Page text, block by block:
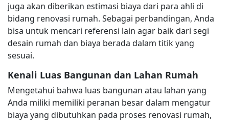
juga akan diberikan estimasi biaya dari para ahli di
bidang renovasi rumah. Sebagai perbandingan, Anda
bisa untuk mencari referensi lain agar baik dari segi
desain rumah dan biaya berada dalam titik yang
sesuai.
Kenali Luas Bangunan dan Lahan Rumah
Mengetahui bahwa luas bangunan atau lahan yang
Anda miliki memiliki peranan besar dalam mengatur
biaya yang dibutuhkan pada proses renovasi rumah,